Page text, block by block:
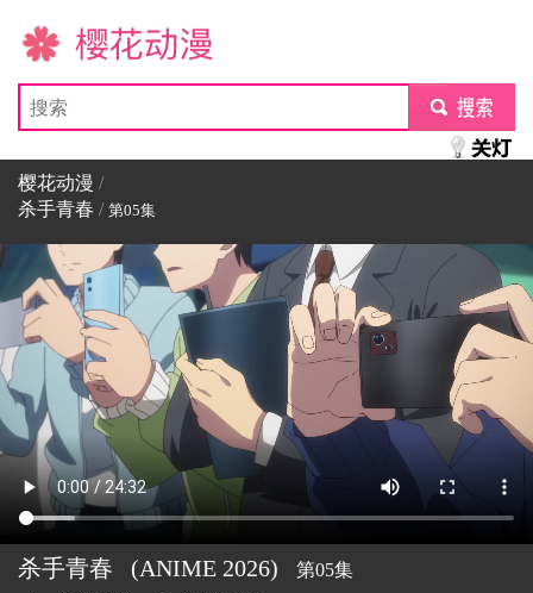
樱花动漫
submit
樱花动漫 /
杀手青春 / 第05集
杀手青春 (ANIME 2026) 第05集